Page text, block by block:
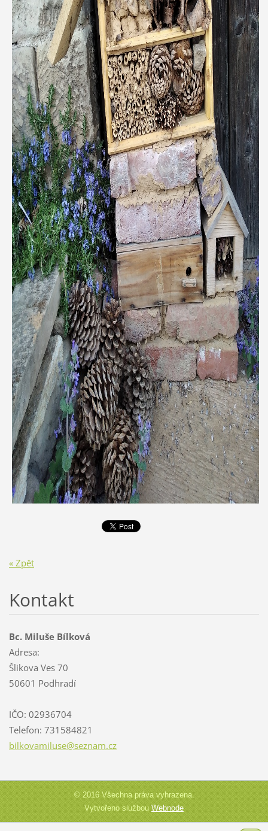
« Zpět
Kontakt
Bc. Miluše Bílková
Adresa:
Šlikova Ves 70
50601 Podhradí
IČO: 02936704
Telefon: 731584821
bilkovamiluse@seznam.cz
© 2016 Všechna práva vyhrazena.
Vytvořeno službouWebnode